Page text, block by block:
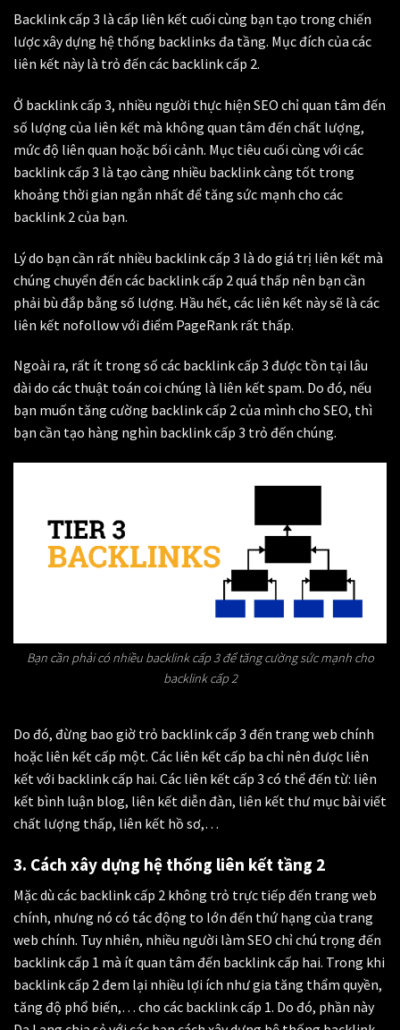
Backlink cấp 3 là cấp liên kết cuối cùng bạn tạo trong chiến
lược xây dựng hệ thống backlinks đa tầng. Mục đích của các
liên kết này là trỏ đến các backlink cấp 2.
Ở backlink cấp 3, nhiều người thực hiện SEO chỉ quan tâm đến
số lượng của liên kết mà không quan tâm đến chất lượng,
mức độ liên quan hoặc bối cảnh. Mục tiêu cuối cùng với các
backlink cấp 3 là tạo càng nhiều backlink càng tốt trong
khoảng thời gian ngắn nhất để tăng sức mạnh cho các
backlink 2 của bạn.
Lý do bạn cần rất nhiều backlink cấp 3 là do giá trị liên kết mà
chúng chuyển đến các backlink cấp 2 quá thấp nên bạn cần
phải bù đắp bằng số lượng. Hầu hết, các liên kết này sẽ là các
liên kết nofollow với điểm PageRank rất thấp.
Ngoài ra, rất ít trong số các backlink cấp 3 được tồn tại lâu
dài do các thuật toán coi chúng là liên kết spam. Do đó, nếu
bạn muốn tăng cường backlink cấp 2 của mình cho SEO, thì
bạn cần tạo hàng nghìn backlink cấp 3 trỏ đến chúng.
Bạn cần phải có nhiều backlink cấp 3 để tăng cường sức mạnh cho
backlink cấp 2
Do đó, đừng bao giờ trỏ backlink cấp 3 đến trang web chính
hoặc liên kết cấp một. Các liên kết cấp ba chỉ nên được liên
kết với backlink cấp hai. Các liên kết cấp 3 có thể đến từ: liên
kết bình luận blog, liên kết diễn đàn, liên kết thư mục bài viết
chất lượng thấp, liên kết hồ sơ,…
3. Cách xây dựng hệ thống liên kết tầng 2
Mặc dù các backlink cấp 2 không trỏ trực tiếp đến trang web
chính, nhưng nó có tác động to lớn đến thứ hạng của trang
web chính. Tuy nhiên, nhiều người làm SEO chỉ chú trọng đến
backlink cấp 1 mà ít quan tâm đến backlink cấp hai. Trong khi
backlink cấp 2 đem lại nhiều lợi ích như gia tăng thẩm quyền,
tăng độ phổ biến,… cho các backlink cấp 1. Do đó, phần này